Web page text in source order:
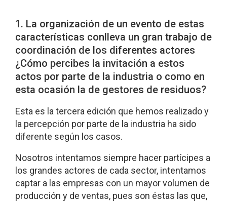
1. La organización de un evento de estas
características conlleva un gran trabajo de
coordinación de los diferentes actores
¿Cómo percibes la invitación a estos
actos por parte de la industria o como en
esta ocasión la de gestores de residuos?
Esta es la tercera edición que hemos realizado y
la percepción por parte de la industria ha sido
diferente según los casos.
Nosotros intentamos siempre hacer partícipes a
los grandes actores de cada sector, intentamos
captar a las empresas con un mayor volumen de
producción y de ventas, pues son éstas las que,